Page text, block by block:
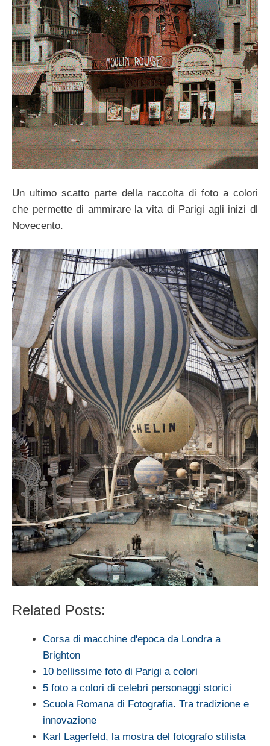
Un ultimo scatto parte della raccolta di foto a colori
che permette di ammirare la vita di Parigi agli inizi dl
Novecento.
Related Posts:
Corsa di macchine d'epoca da Londra a
Brighton
10 bellissime foto di Parigi a colori
5 foto a colori di celebri personaggi storici
Scuola Romana di Fotografia. Tra tradizione e
innovazione
Karl Lagerfeld, la mostra del fotografo stilista